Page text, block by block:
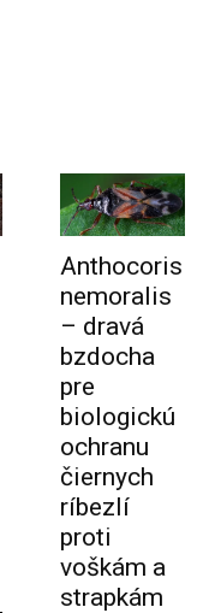
Anthocoris
nemoralis
– dravá
bzdocha
pre
biologickú
ochranu
čiernych
ríbezlí
proti
voškám a
strapkám